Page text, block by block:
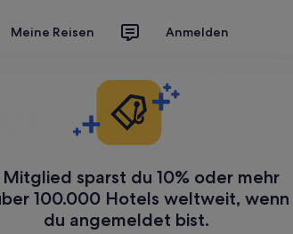
Meine Reisen Anmelden
Mitglied sparst du 10% oder mehr
100.000 Hotels weltweit, wenn
du angemeldet bist.
und